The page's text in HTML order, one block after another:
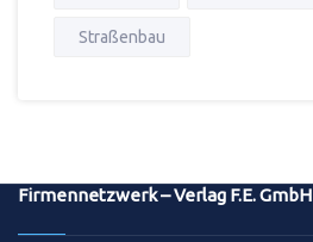
Straßenbau
Firmennetzwerk – Verlag F.E. GmbH